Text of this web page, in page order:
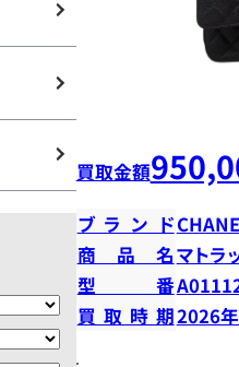
買取金額
ブランド
商品名マトラ
型番
買取時期2026